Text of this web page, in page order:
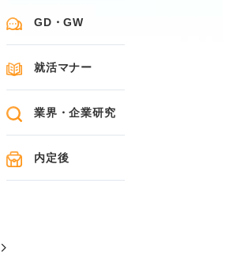
GD・GW
就活マナー
業界・企業研究
内定後